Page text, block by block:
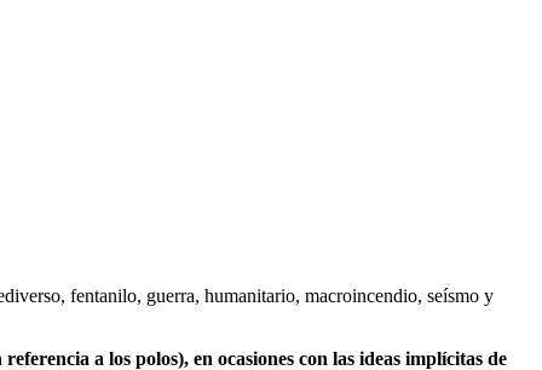
fentanilo, guerra, humanitario, macroincendio, seísmo y
a los polos), en ocasiones con las ideas implícitas de